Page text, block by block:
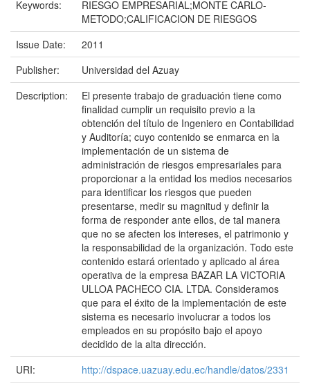
Keywords:
RIESGO EMPRESARIAL;MONTE CARLO-
METODO;CALIFICACION DE RIESGOS
Issue Date:
2011
Publisher:
Universidad del Azuay
Description:
El presente trabajo de graduación tiene como
finalidad cumplir un requisito previo a la
obtención del título de Ingeniero en Contabilidad
y Auditoría; cuyo contenido se enmarca en la
implementación de un sistema de
administración de riesgos empresariales para
proporcionar a la entidad los medios necesarios
para identificar los riesgos que pueden
presentarse, medir su magnitud y definir la
forma de responder ante ellos, de tal manera
que no se afecten los intereses, el patrimonio y
la responsabilidad de la organización. Todo este
contenido estará orientado y aplicado al área
operativa de la empresa BAZAR LA VICTORIA
ULLOA PACHECO CIA. LTDA. Consideramos
que para el éxito de la implementación de este
sistema es necesario involucrar a todos los
empleados en su propósito bajo el apoyo
decidido de la alta dirección.
URI:
http://dspace.uazuay.edu.ec/handle/datos/2331